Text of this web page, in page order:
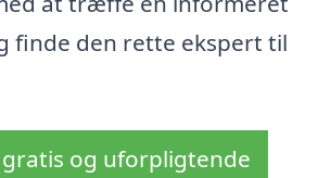
finde den rette ekspert til
gratis og uforpligtende